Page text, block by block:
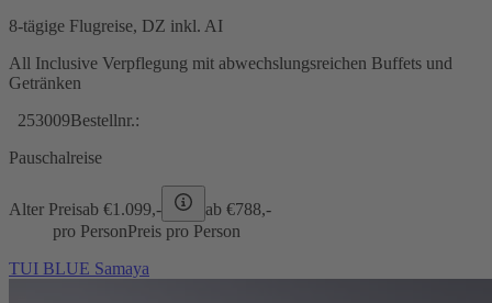
8-tägige Flugreise, DZ inkl. AI
All Inclusive Verpflegung mit abwechslungsreichen Buffets und
Getränken
253009Bestellnr.:
Pauschalreise
Alter Preisab €1.099,- ab €788,-
pro PersonPreis pro Person
TUI BLUE Samaya